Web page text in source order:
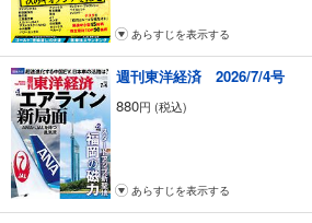
｜グローバル・アイ｜スラヴォイ・ジジェク
｜Inside USA｜安井明彦
｜少数異見｜
｜シンクタンク 厳選リポート｜
｜ヤバい会社烈伝｜金田信一郎
｜知の技法 出世の作法｜佐藤 優
｜経済学者が読み解く 現代社会のリアル｜川窪
｜話題の本｜『なぜ東大は男だらけなのか』著
｜名著は知っている｜
｜社会に斬り込む骨太シネマ『キッチンから
あらすじを表示する
週刊東洋経済 2026/7/4号
880円 (税込)
あらすじを表示する